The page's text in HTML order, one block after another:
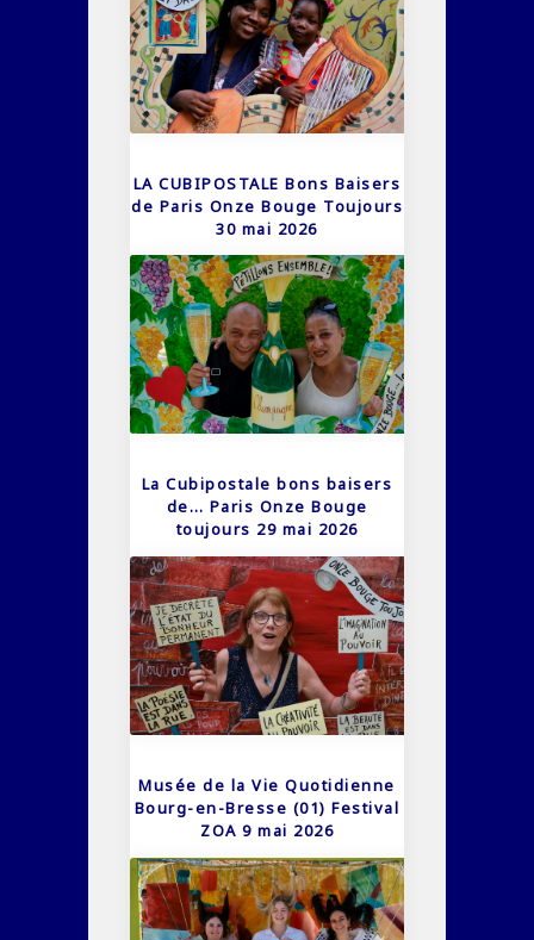
LA CUBIPOSTALE Bons Baisers
de Paris Onze Bouge Toujours
30 mai 2026
La Cubipostale bons baisers
de… Paris Onze Bouge
toujours 29 mai 2026
Musée de la Vie Quotidienne
Bourg-en-Bresse (01) Festival
ZOA 9 mai 2026